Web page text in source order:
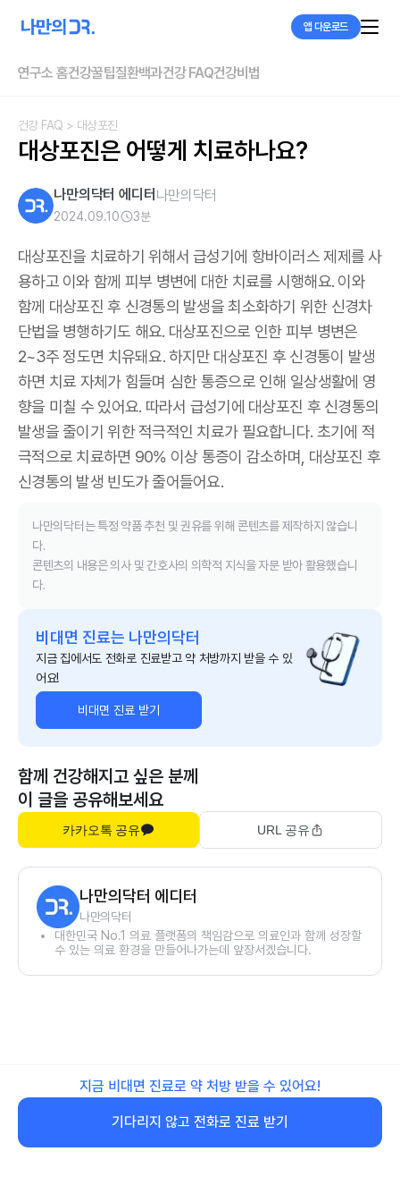
앱 다운로드
연구소 홈건강꿀팁질환백과건강 FAQ건강비법
건강 FAQ > 대상포진
대상포진은 어떻게 치료하나요?
나만의닥터 에디터 나만의닥터
2024.09.10 3분
대상포진을 치료하기 위해서 급성기에 항바이러스 제제를 사
용하고 이와 함께 피부 병변에 대한 치료를 시행해요. 이와
함께 대상포진 후 신경통의 발생을 최소화하기 위한 신경차
단법을 병행하기도 해요. 대상포진으로 인한 피부 병변은
2~3주 정도면 치유돼요. 하지만 대상포진 후 신경통이 발생
하면 치료 자체가 힘들며 심한 통증으로 인해 일상생활에 영
향을 미칠 수 있어요. 따라서 급성기에 대상포진 후 신경통의
발생을 줄이기 위한 적극적인 치료가 필요합니다. 초기에 적
극적으로 치료하면 90% 이상 통증이 감소하며, 대상포진 후
신경통의 발생 빈도가 줄어들어요.
나만의닥터는 특정 약품 추천 및 권유를 위해 콘텐츠를 제작하지 않습니
다.
콘텐츠의 내용은 의사 및 간호사의 의학적 지식을 자문 받아 활용했습니
다.
비대면 진료는 나만의닥터
지금 집에서도 전화로 진료받고 약 처방까지 받을 수 있
어요!
비대면 진료 받기
함께 건강해지고 싶은 분께
이 글을 공유해보세요
카카오톡 공유 URL 공유
나만의닥터 에디터
나만의닥터
대한민국 No.1 의료 플랫폼의 책임감으로 의료인과 함께 성장할
수 있는 의료 환경을 만들어나가는데 앞장서겠습니다.
지금 비대면 진료로 약 처방 받을 수 있어요!
기다리지 않고 전화로 진료 받기